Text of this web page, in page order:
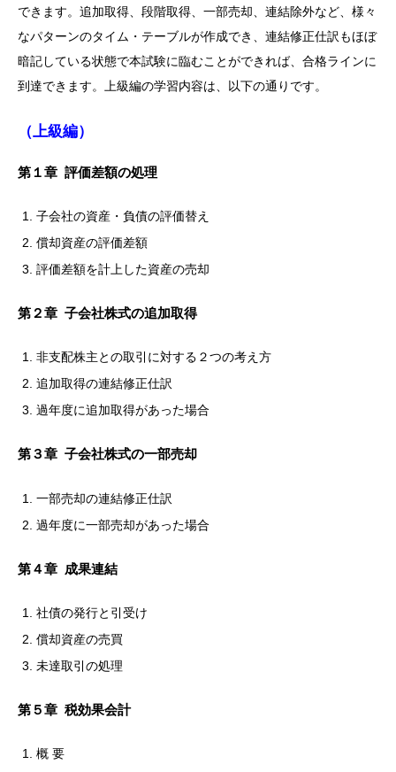
できます。追加取得、段階取得、一部売却、連結除外など、様々
なパターンのタイム・テーブルが作成でき、連結修正仕訳もほぼ
暗記している状態で本試験に臨むことができれば、合格ラインに
到達できます。上級編の学習内容は、以下の通りです。
（上級編）
第１章 評価差額の処理
子会社の資産・負債の評価替え
償却資産の評価差額
評価差額を計上した資産の売却
第２章 子会社株式の追加取得
非支配株主との取引に対する２つの考え方
追加取得の連結修正仕訳
過年度に追加取得があった場合
第３章 子会社株式の一部売却
一部売却の連結修正仕訳
過年度に一部売却があった場合
第４章 成果連結
社債の発行と引受け
償却資産の売買
未達取引の処理
第５章 税効果会計
概 要